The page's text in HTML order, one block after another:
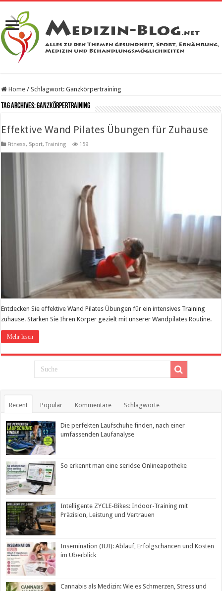
Home / Schlagwort:Ganzkörpertraining
Tag Archives:Ganzkörpertraining
Effektive Wand Pilates Übungen für Zuhause
Fitness, Sport, Training 159
Entdecken Sie effektive Wand Pilates Übungen für ein intensives Training
zuhause. Stärken Sie Ihren Körper gezielt mit unserer Wandpilates Routine.
Mehr lesen
Recent Popular Kommentare Schlagworte
Die perfekten Laufschuhe finden, nach einer
umfassenden Laufanalyse
So erkennt man eine seriöse Onlineapotheke
Intelligente ZYCLE-Bikes: Indoor-Training mit
Präzision, Leistung und Vertrauen
Insemination (IUI): Ablauf, Erfolgschancen und Kosten
im Überblick
Cannabis als Medizin: Wie es Schmerzen, Stress und